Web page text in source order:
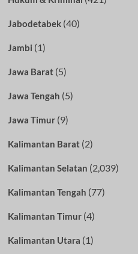
Jabodetabek(40)
Jambi (1)
Jawa Barat(5)
Jawa Tengah (5)
Jawa Timur(9)
Kalimantan Barat(2)
Kalimantan Selatan (2,039)
Kalimantan Tengah (77)
Kalimantan Timur(4)
Kalimantan Utara (1)